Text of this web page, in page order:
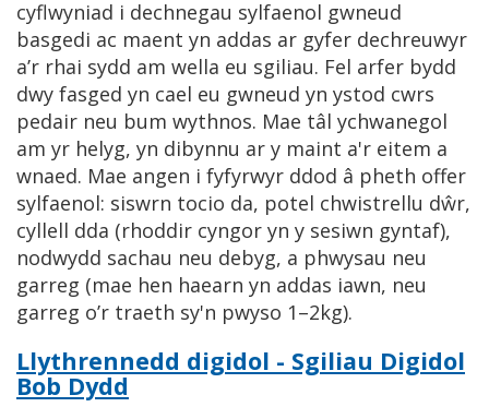
cyflwyniad i dechnegau sylfaenol gwneud
basgedi ac maent yn addas ar gyfer dechreuwyr
a’r rhai sydd am wella eu sgiliau. Fel arfer bydd
dwy fasged yn cael eu gwneud yn ystod cwrs
pedair neu bum wythnos. Mae tâl ychwanegol
am yr helyg, yn dibynnu ar y maint a'r eitem a
wnaed. Mae angen i fyfyrwyr ddod â pheth offer
sylfaenol: siswrn tocio da, potel chwistrellu dŵr,
cyllell dda (rhoddir cyngor yn y sesiwn gyntaf),
nodwydd sachau neu debyg, a phwysau neu
garreg (mae hen haearn yn addas iawn, neu
garreg o’r traeth sy'n pwyso 1–2kg).
Llythrennedd digidol - Sgiliau Digidol
Bob Dydd